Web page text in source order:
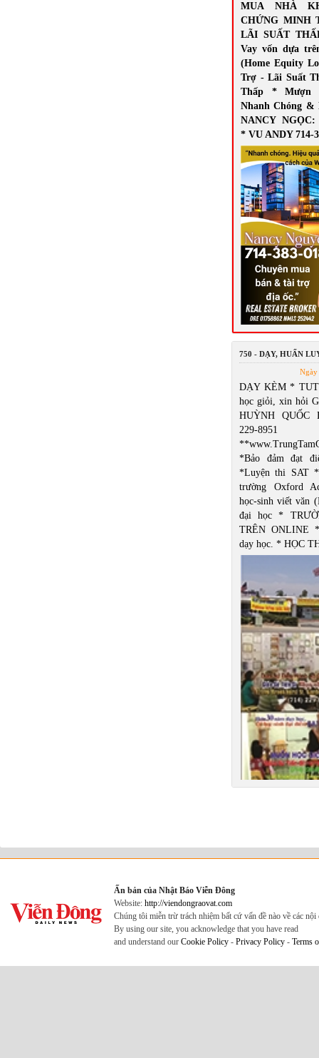
MUA NHÀ
CHỨNG MINH
LÃI SUẤT
Vay vốn dựa
(Home Equity
Trợ - Lãi Suất
Thấp * Mượn
Nhanh Chóng &
NANCY NGỌC:
* VU ANDY 714-
750 - DẠY, HUẤN
Ngày
DẠY KÈM *
học giỏi, xin hỏi
HUỲNH QUỐC
229-8951
*Bảo đảm đạt
*Luyện thi SAT
trường Oxford
học-sinh viết văn
đại học *
TRÊN ONLINE
dạy học. * HỌC
Ấn bản của Nhật Báo Viễn Đông
Website: http://viendongraovat.com
Chúng tôi miễn trừ trách nhiệm bất cứ vấn đề nào về các
By using our site, you acknowledge that you have read
and understand our Cookie Policy - Privacy Policy - Terms